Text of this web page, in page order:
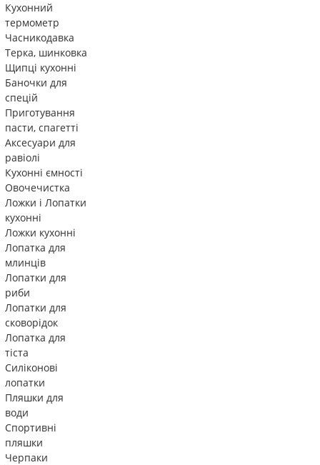
Кухонний
термометр
Часникодавка
Терка, шинковка
Щипці кухонні
Баночки для
спецій
Приготування
пасти, спагетті
Аксесуари для
равіолі
Кухонні ємності
Овочечистка
Ложки і Лопатки
кухонні
Ложки кухонні
Лопатка для
млинців
Лопатки для
риби
Лопатки для
сковорідок
Лопатка для
тіста
Силіконові
лопатки
Пляшки для
води
Спортивні
пляшки
Черпаки